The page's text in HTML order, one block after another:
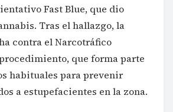
Fast Blue, que dio
Tras el hallazgo, la
contra el Narcotráfico
que forma parte
habituales para prevenir
a estupefacientes en la zona.